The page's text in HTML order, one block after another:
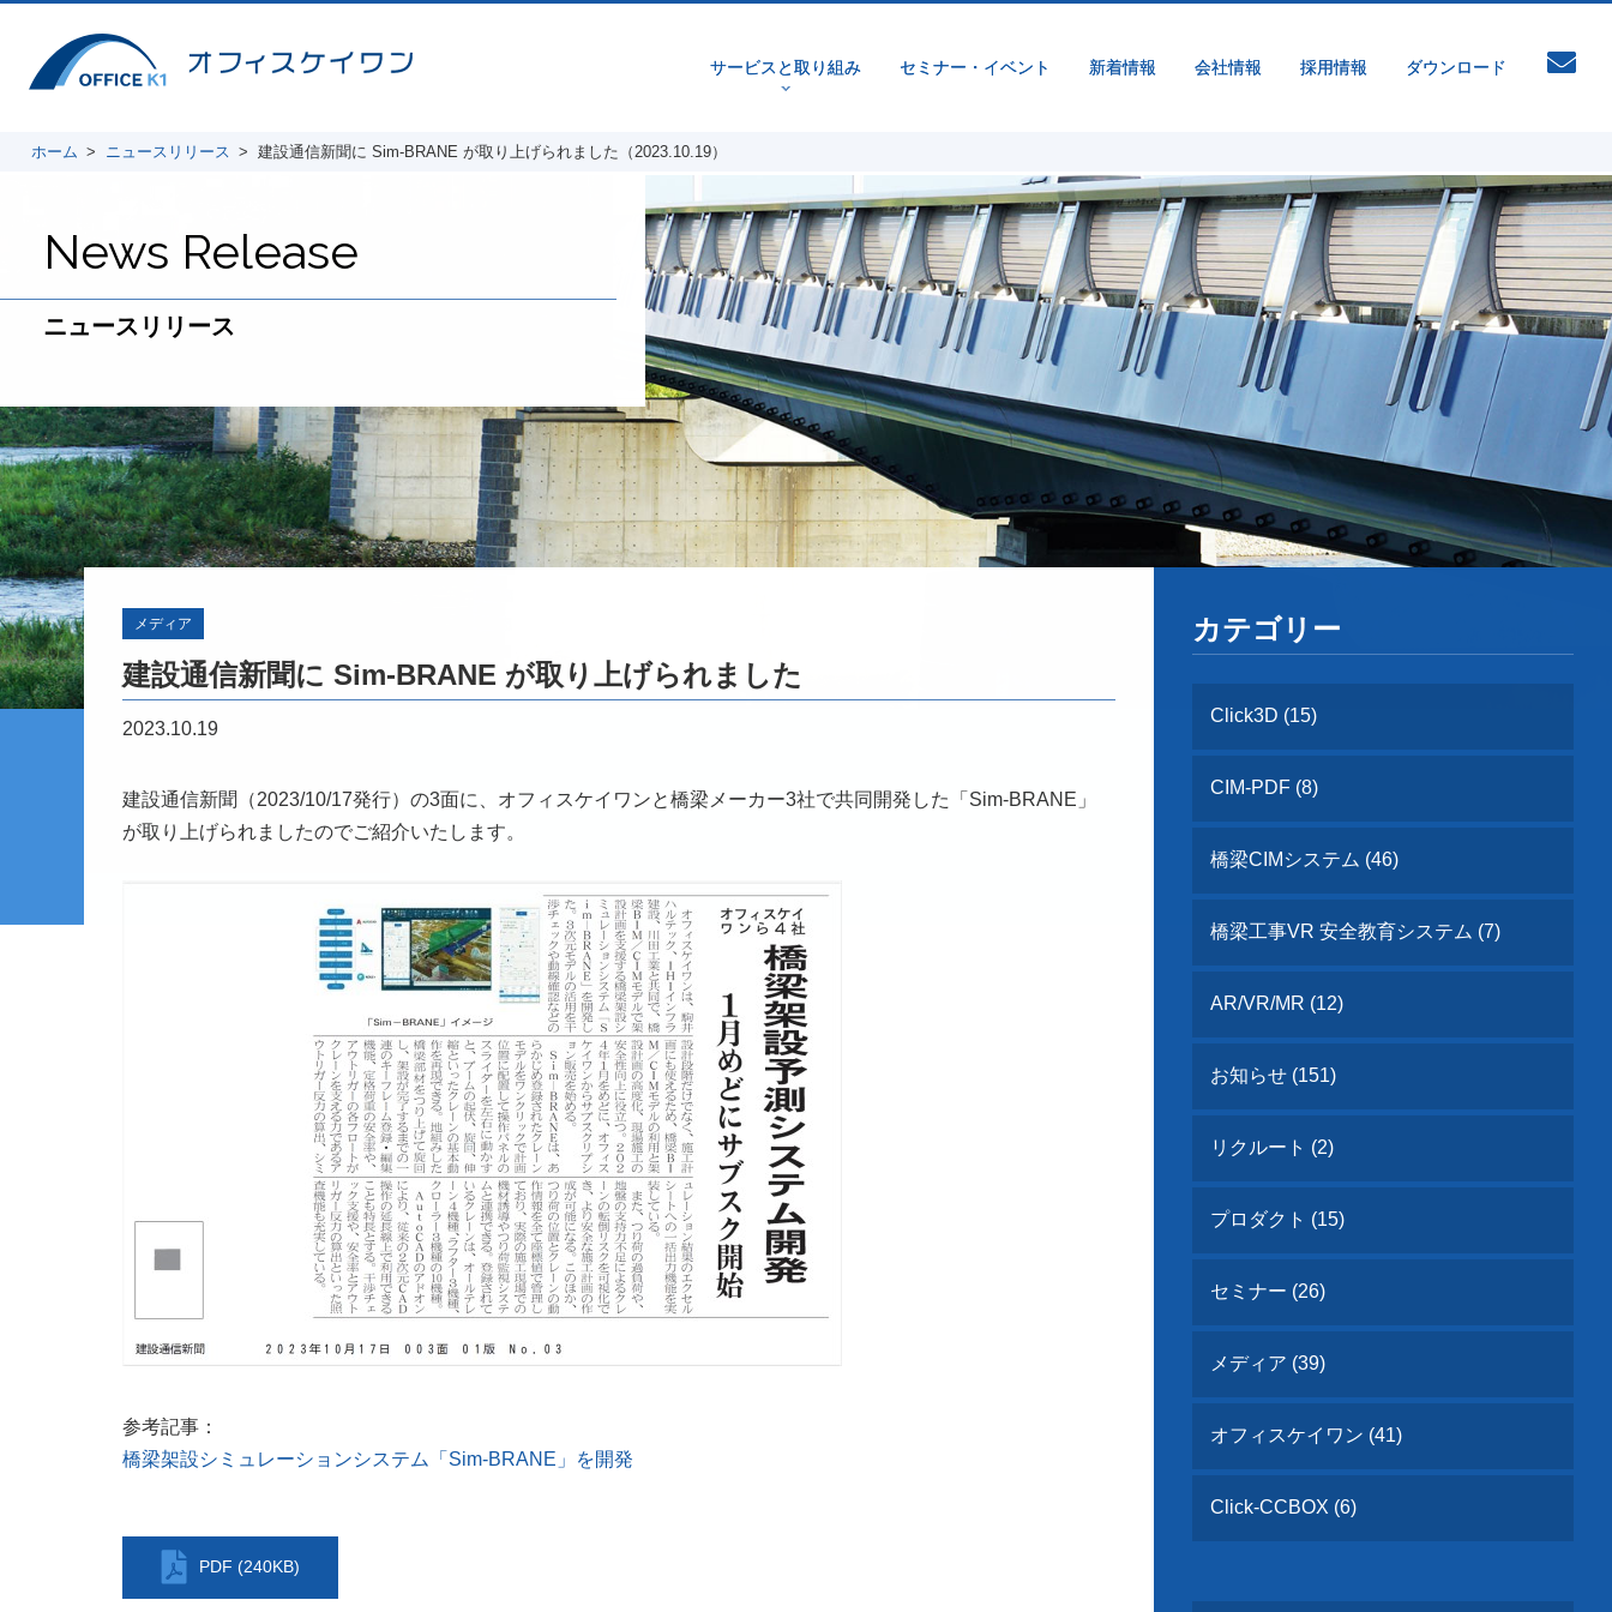
サービスと取り組み
v
セミナー・イベント 新着情報 会社情報 採用情報 ダウンロード
ホーム ニュースリリース 建設通信新聞に Sim-BRANE が取り上げられました（2023.10.19）
News Release
ニュースリリース
メディア
建設通信新聞に Sim-BRANE が取り上げられました
2023.10.19
建設通信新聞（2023/10/17発行）の3面に、オフィスケイワンと橋梁メーカー3社で共同開発した「Sim-BRANE」
が取り上げられましたのでご紹介いたします。
参考記事：
橋梁架設シミュレーションシステム「Sim-BRANE」を開発
PDF (240KB)
カテゴリー
Click3D (15)
CIM-PDF (8)
橋梁CIMシステム (46)
橋梁工事VR 安全教育システム (7)
AR/VR/MR (12)
お知らせ (151)
リクルート (2)
プロダクト (15)
セミナー (26)
メディア (39)
オフィスケイワン (41)
Click-CCBOX (6)